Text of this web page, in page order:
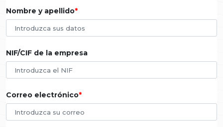
Nombre y apellido
NIF/CIF de la empresa
Correo electrónico